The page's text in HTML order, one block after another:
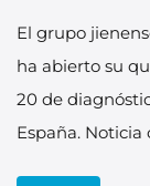
El grupo
ha abierto su
20 de
España.